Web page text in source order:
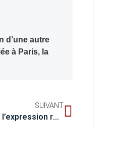
d’une autre
à Paris, la
SUIVANT
Caractéristique de couleur de l’expression représentative de l’œuvre de ressource continue